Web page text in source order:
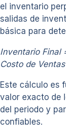
el inventario
salidas de
básica para
Inventario Final
Costo de Ventas
Este cálculo es
valor exacto de
del periodo y
confiables.